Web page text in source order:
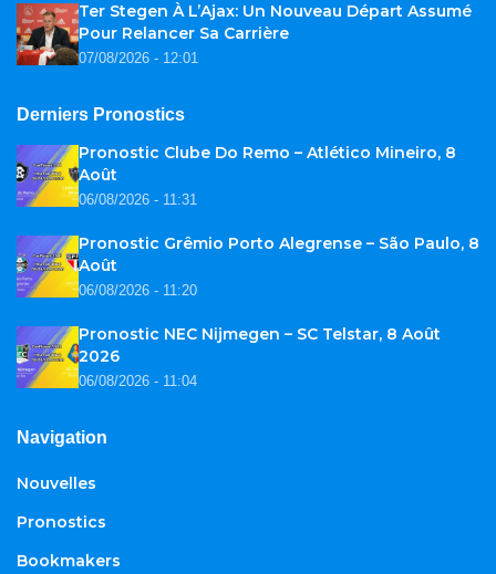
Ter Stegen À L’Ajax: Un Nouveau Départ Assumé
Pour Relancer Sa Carrière
07/08/2026 - 12:01
Derniers Pronostics
Pronostic Clube Do Remo – Atlético Mineiro, 8
Août
06/08/2026 - 11:31
Pronostic Grêmio Porto Alegrense – São Paulo, 8
Août
06/08/2026 - 11:20
Pronostic NEC Nijmegen – SC Telstar, 8 Août
2026
06/08/2026 - 11:04
Navigation
Nouvelles
Pronostics
Bookmakers